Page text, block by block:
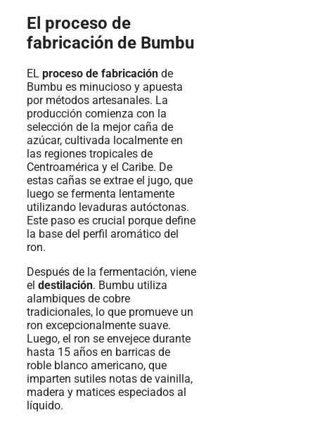
El proceso de
fabricación de Bumbu
EL proceso de fabricación de
Bumbu es minucioso y apuesta
por métodos artesanales. La
producción comienza con la
selección de la mejor caña de
azúcar, cultivada localmente en
las regiones tropicales de
Centroamérica y el Caribe. De
estas cañas se extrae el jugo, que
luego se fermenta lentamente
utilizando levaduras autóctonas.
Este paso es crucial porque define
la base del perfil aromático del
ron.
Después de la fermentación, viene
el destilación. Bumbu utiliza
alambiques de cobre
tradicionales, lo que promueve un
ron excepcionalmente suave.
Luego, el ron se envejece durante
hasta 15 años en barricas de
roble blanco americano, que
imparten sutiles notas de vainilla,
madera y matices especiados al
líquido.